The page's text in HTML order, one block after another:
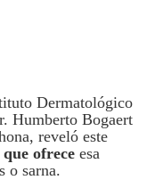
Dermatológico
Humberto Bogaert
reveló este
ofrece esa
o sarna.